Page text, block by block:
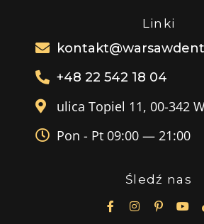
Linki
+48 22 542 18 04
ulica Topiel 11, 00-342
Pon - Pt 09:00 — 21:00
Śledź nas